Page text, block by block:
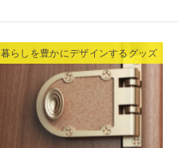
暮らしを豊かにデザインするグッズ